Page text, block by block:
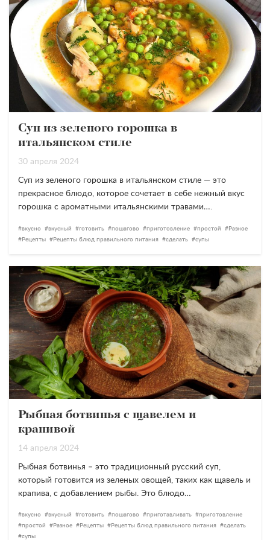
Суп из зеленого горошка в
итальянском стиле
30 апреля 2024
Суп из зеленого горошка в итальянском стиле — это
прекрасное блюдо, которое сочетает в себе нежный вкус
горошка с ароматными итальянскими травами….
вкусно вкусный готовить пошагово приготовление простой
Разное
Рецепты
Рецепты блюд правильного питания сделать супы
Рыбная ботвинья с щавелем и
крапивой
14 апреля 2024
Рыбная ботвинья – это традиционный русский суп,
который готовится из зеленых овощей, таких как щавель и
крапива, с добавлением рыбы. Это блюдо…
вкусно вкусный готовить пошагово приготавливать
приготовление
простой
Разное Рецепты Рецепты блюд правильного питания
сделать
супы